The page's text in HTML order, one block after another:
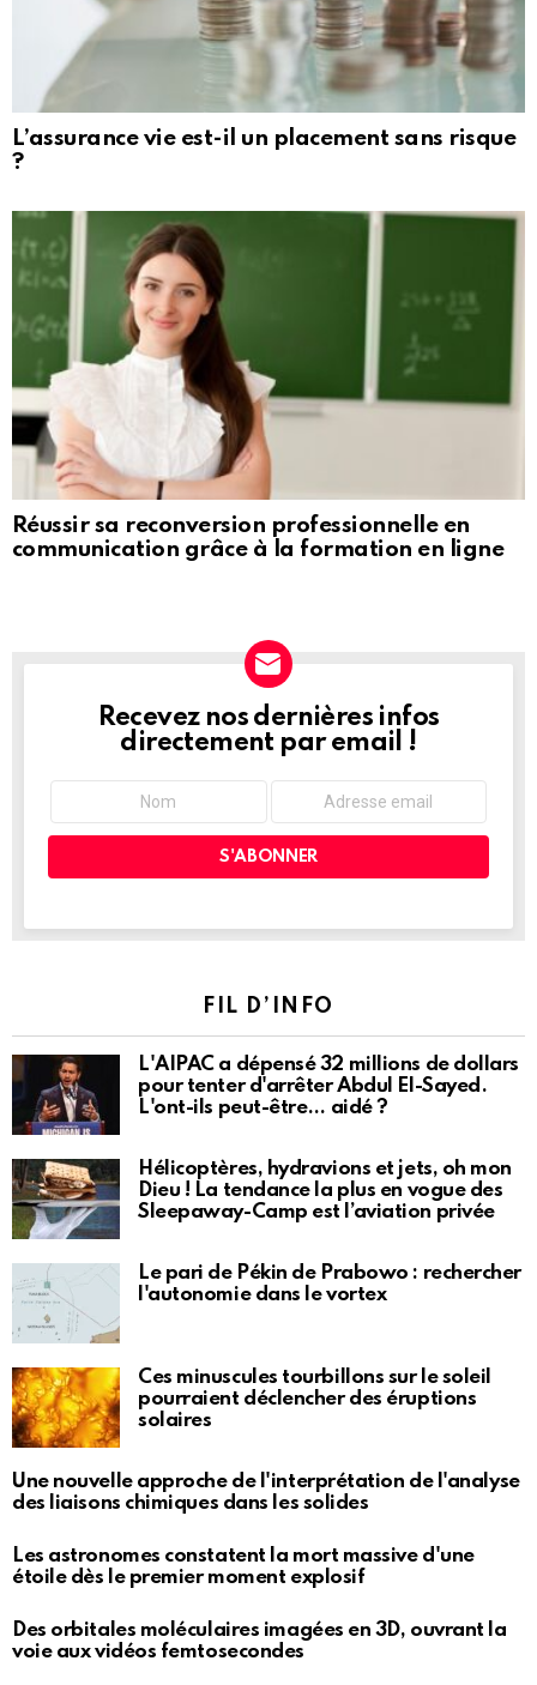
L’assurance vie est-il un placement sans risque
?
Réussir sa reconversion professionnelle en
communication grâce à la formation en ligne
NEWSLETTER
Recevez nos dernières infos
directement par email !
FIL D’INFO
L'AIPAC a dépensé 32 millions de dollars
pour tenter d'arrêter Abdul El-Sayed.
L'ont-ils peut-être… aidé ?
Hélicoptères, hydravions et jets, oh mon
Dieu ! La tendance la plus en vogue des
Sleepaway-Camp est l’aviation privée
Le pari de Pékin de Prabowo : rechercher
l'autonomie dans le vortex
Ces minuscules tourbillons sur le soleil
pourraient déclencher des éruptions
solaires
Une nouvelle approche de l'interprétation de l'analyse
des liaisons chimiques dans les solides
Les astronomes constatent la mort massive d'une
étoile dès le premier moment explosif
Des orbitales moléculaires imagées en 3D, ouvrant la
voie aux vidéos femtosecondes